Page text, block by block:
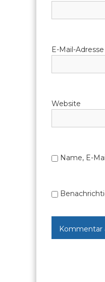
v
i
g
t
o
E-Mail-Adresse
Website
Name, E-